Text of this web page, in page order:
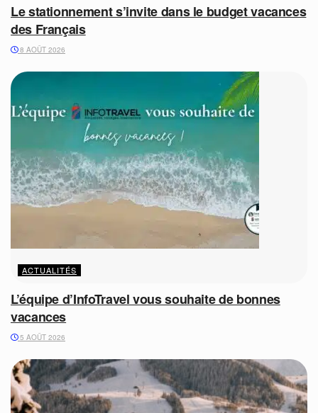
Le stationnement s’invite dans le budget vacances
des Français
8 AOÛT 2026
ACTUALITÉS
L’équipe d’InfoTravel vous souhaite de bonnes
vacances
5 AOÛT 2026